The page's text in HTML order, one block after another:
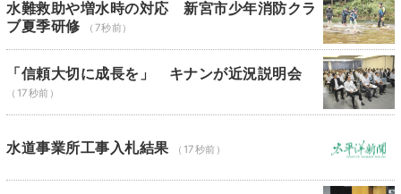
水難救助や増水時の対応 新宮市少年消防クラ
ブ夏季研修
（7秒前）
「信頼大切に成長を」 キナンが近況説明会
（17秒前）
水道事業所工事入札結果 （17秒前）